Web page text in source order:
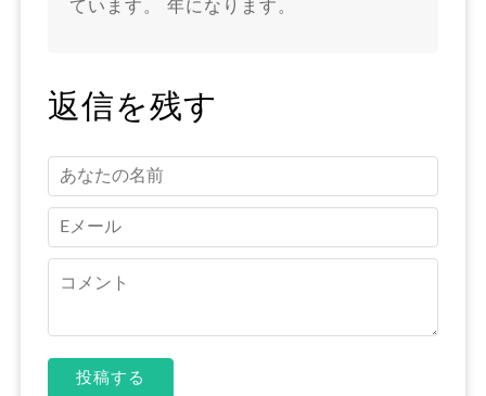
ています。 年になります。
返信を残す
投稿する